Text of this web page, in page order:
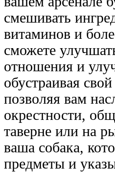
смешивать
витаминов и
сможете
отношения и
обустраивая
позволяя вам
окрестности,
таверне или на
ваша собака,
предметы и